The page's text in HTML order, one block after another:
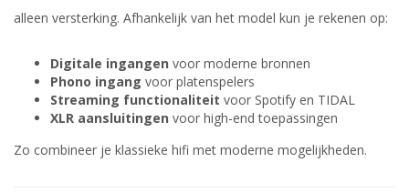
alleen versterking. Afhankelijk van het model kun je rekenen op:
Digitale ingangen voor moderne bronnen
Phono ingang voor platenspelers
Streaming functionaliteit voor Spotify en TIDAL
XLR aansluitingen voor high-end toepassingen
Zo combineer je klassieke hifi met moderne mogelijkheden.